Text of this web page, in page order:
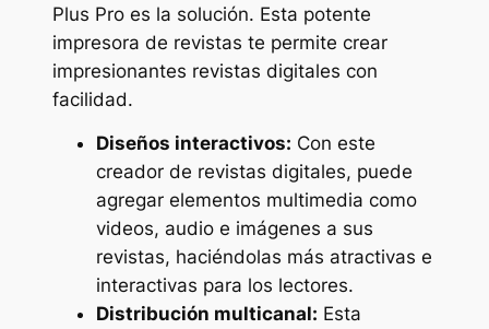
Plus Pro es la solución. Esta potente
impresora de revistas te permite crear
impresionantes revistas digitales con
facilidad.
Diseños interactivos: Con este
creador de revistas digitales, puede
agregar elementos multimedia como
videos, audio e imágenes a sus
revistas, haciéndolas más atractivas e
interactivas para los lectores.
Distribución multicanal: Esta